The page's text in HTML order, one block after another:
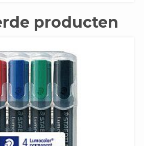
producten